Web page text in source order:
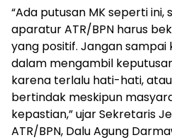
“Ada putusan MK seperti
aparatur ATR/BPN harus
yang positif. Jangan
dalam mengambil
karena terlalu hati-hati,
bertindak meskipun
kepastian,” ujar Sekretaris
ATR/BPN, Dalu Agung